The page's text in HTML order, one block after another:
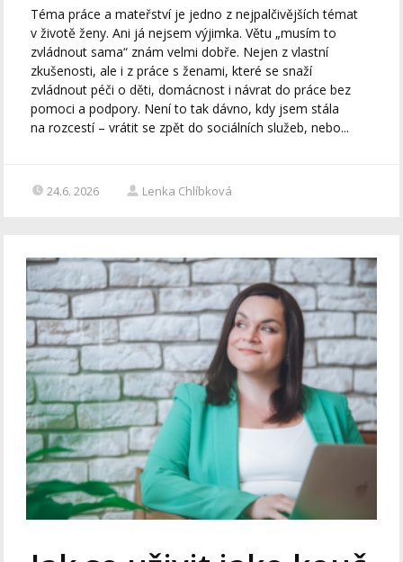
Téma práce a mateřství je jedno z nejpalčivějších témat
v životě ženy. Ani já nejsem výjimka. Větu „musím to
zvládnout sama“ znám velmi dobře. Nejen z vlastní
zkušenosti, ale i z práce s ženami, které se snaží
zvládnout péči o děti, domácnost i návrat do práce bez
pomoci a podpory. Není to tak dávno, kdy jsem stála
na rozcestí – vrátit se zpět do sociálních služeb, nebo...
24.6. 2026 Lenka Chlíbková